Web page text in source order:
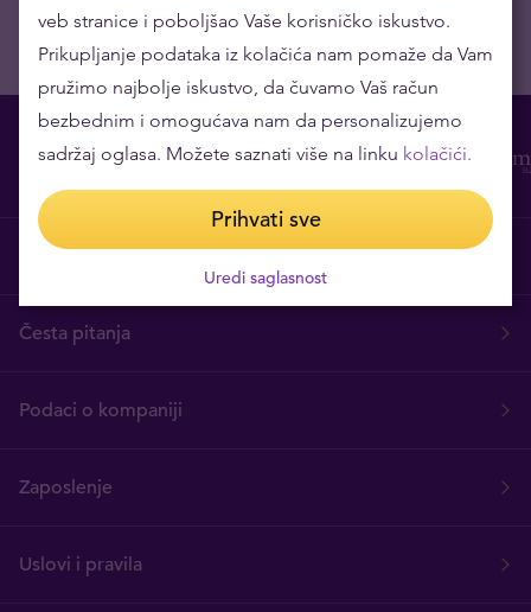
O nama
Česta pitanja
Podaci o kompaniji
Zaposlenje
Uslovi i pravila
veb stranice i poboljšao Vaše korisničko iskustvo.
Prikupljanje podataka iz kolačića nam pomaže da Vam
pružimo najbolje iskustvo, da čuvamo Vaš račun
bezbednim i omogućava nam da personalizujemo
sadržaj oglasa. Možete saznati više na linku kolačići.
Prihvati sve
Uredi saglasnost